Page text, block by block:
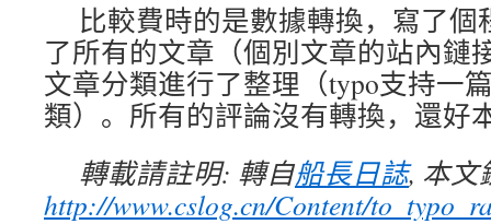
比較費時的是數據轉換，寫了
了所有的文章（個別文章的站內鏈
文章分類進行了整理（typo支持一
類）。所有的評論沒有轉換，還好
轉載請註明: 轉自船長日誌, 本文
http://www.cslog.cn/Content/